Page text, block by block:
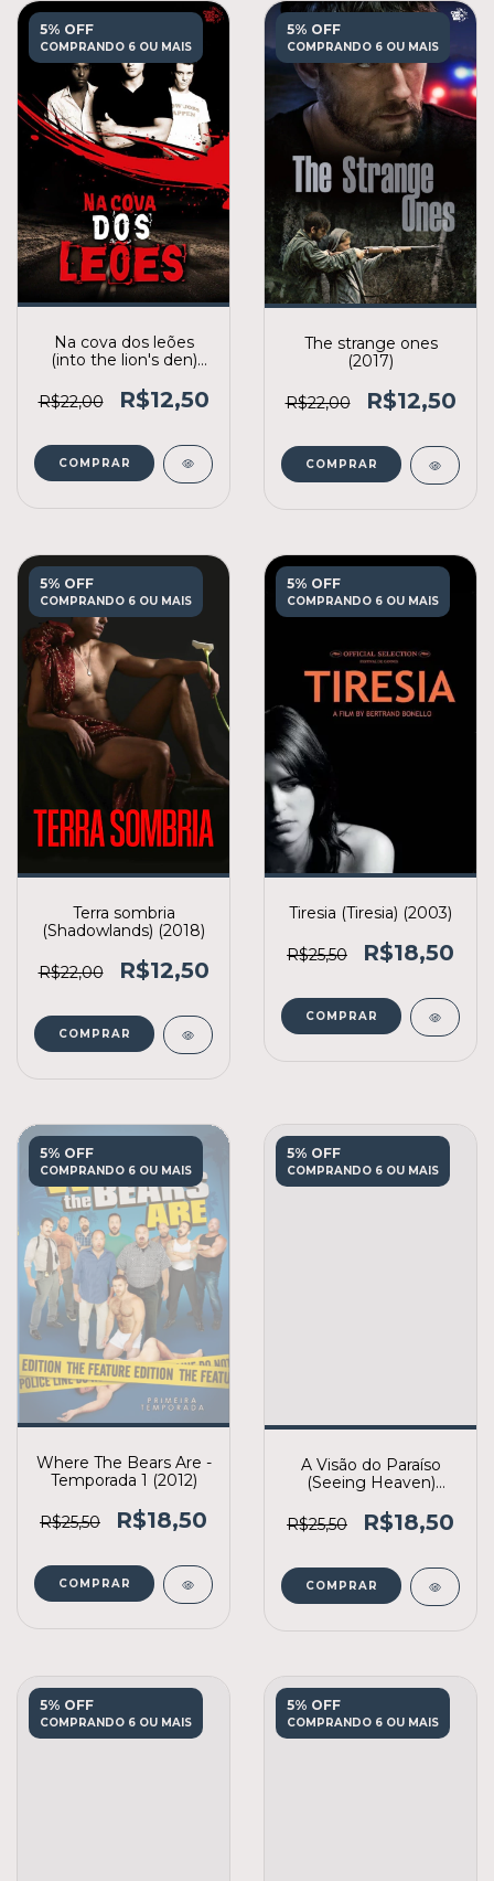
5% OFF
COMPRANDO 6 OU MAIS
Na cova dos leões
(into the lion's den)
R$22,00
R$12,50
COMPRAR
5% OFF
COMPRANDO 6 OU MAIS
The strange ones
(2017)
R$22,00 R$12,50
COMPRAR
5% OFF
COMPRANDO 6 OU MAIS
Terra sombria
(Shadowlands) (2018)
R$22,00 R$12,50
COMPRAR
5% OFF
COMPRANDO 6 OU MAIS
Tiresia (Tiresia) (2003)
R$25,50 R$18,50
COMPRAR
5% OFF
COMPRANDO 6 OU MAIS
Where The Bears Are -
Temporada 1 (2012)
R$25,50 R$18,50
COMPRAR
5% OFF
COMPRANDO 6 OU MAIS
A Visão do Paraíso
(Seeing Heaven)
R$25,50
R$18,50
COMPRAR
5% OFF
COMPRANDO 6 OU MAIS
5% OFF
COMPRANDO 6 OU MAIS